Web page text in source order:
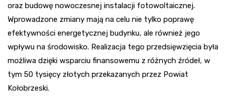
oraz budowę nowoczesnej instalacji fotowoltaicznej.
Wprowadzone zmiany mają na celu nie tylko poprawę
efektywności energetycznej budynku, ale również jego
wpływu na środowisko. Realizacja tego przedsięwzięcia była
możliwa dzięki wsparciu finansowemu z różnych źródeł, w
tym 50 tysięcy złotych przekazanych przez Powiat
Kołobrzeski.